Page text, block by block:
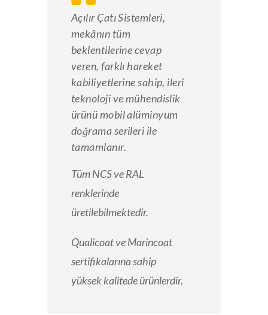
Açılır Çatı Sistemleri,
mekânın tüm
beklentilerine cevap
veren, farklı hareket
kabiliyetlerine sahip, ileri
teknoloji ve mühendislik
ürünü mobil alüminyum
doğrama serileri ile
tamamlanır.
Tüm NCS ve RAL
renklerinde
üretilebilmektedir.
Qualicoat ve Marincoat
sertifikalarına sahip
yüksek kalitede ürünlerdir.